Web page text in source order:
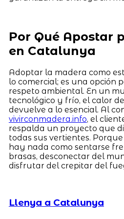
Por Qué Apostar
en Catalunya
Adoptar la madera como
lo comercial; es una opción
respeto ambiental. En un
tecnológico y frío, el calor
devuelve a lo esencial. Al
vivirconmadera.info, el
respalda un proyecto que
todas sus vertientes.
hay nada como sentarse
brasas, desconectar del
disfrutar del crepitar del
Llenya a Catalunya